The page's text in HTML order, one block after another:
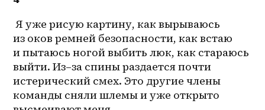
Я уже рисую картину, как вырываюсь
из оков ремней безопасности, как встаю
и пытаюсь ногой выбить люк, как стараюсь
выйти. Из–за спины раздается почти
истерический смех. Это другие члены
команды сняли шлемы и уже открыто